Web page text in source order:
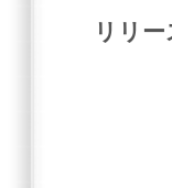
リリー